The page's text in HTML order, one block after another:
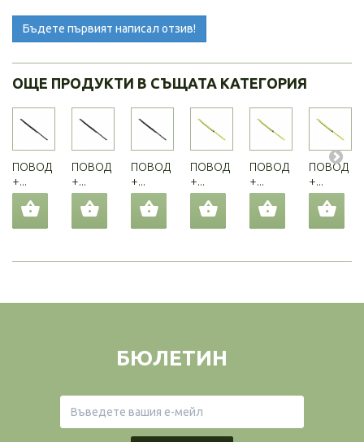
Бъдете първият написал отзив!
ОЩЕ ПРОДУКТИ В СЪЩАТА КАТЕГОРИЯ
ПОВОД
+...
ПОВОД
+...
ПОВОД
+...
ПОВОД
+...
ПОВОД
+...
ПОВОД
+...
БЮЛЕТИН